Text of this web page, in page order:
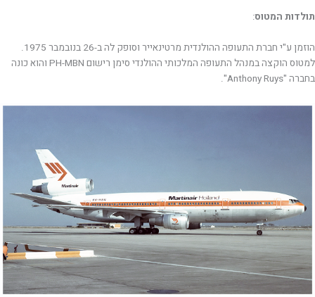
תולדות המטוס:
הוזמן ע"י חברת התעופה ההולנדית מרטינאייר וסופק לה ב-26 בנובמבר 1975.
למטוס הוקצה במנהל התעופה המלכותי ההולנדי סימן רישום PH-MBN והוא כונה
בחברה "Anthony Ruys".